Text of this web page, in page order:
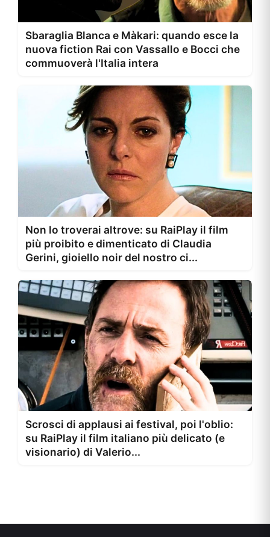
Sbaraglia Blanca e Màkari: quando esce la
nuova fiction Rai con Vassallo e Bocci che
commuoverà l'Italia intera
Non lo troverai altrove: su RaiPlay il film
più proibito e dimenticato di Claudia
Gerini, gioiello noir del nostro ci...
Scrosci di applausi ai festival, poi l'oblio:
su RaiPlay il film italiano più delicato (e
visionario) di Valerio...